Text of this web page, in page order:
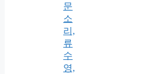
문
소
리,
류
수
영,